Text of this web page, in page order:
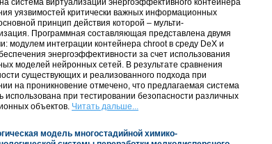
система виртуализации энергоэффективного контейнера
уязвимостей критически важных информационных
принцип действия которой – мульти-
Программная составляющая представлена двумя
модулем интеграции контейнера chroot в среду DeX и
энергоэффективности за счет использования
моделей нейронных сетей. В результате сравнения
существующих и реализованного подхода при
на проникновение отмечено, что предлагаемая система
использована при тестировании безопасности различных
объектов. Читать дальше...
модель многостадийной химико-